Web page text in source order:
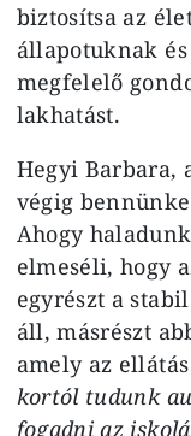
biztosítsa az
állapotuknak
megfelelő
lakhatást.
Hegyi Barbara,
végig
Ahogy
elmeséli, hogy
egyrészt a
áll, másrészt
amely az
kortól tudunk
fogadni az